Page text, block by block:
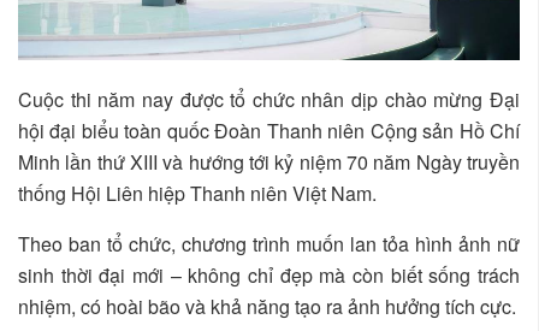
Cuộc thi năm nay được tổ chức nhân dịp chào mừng Đại
hội đại biểu toàn quốc Đoàn Thanh niên Cộng sản Hồ Chí
Minh lần thứ XIII và hướng tới kỷ niệm 70 năm Ngày truyền
thống Hội Liên hiệp Thanh niên Việt Nam.
Theo ban tổ chức, chương trình muốn lan tỏa hình ảnh nữ
sinh thời đại mới – không chỉ đẹp mà còn biết sống trách
nhiệm, có hoài bão và khả năng tạo ra ảnh hưởng tích cực.